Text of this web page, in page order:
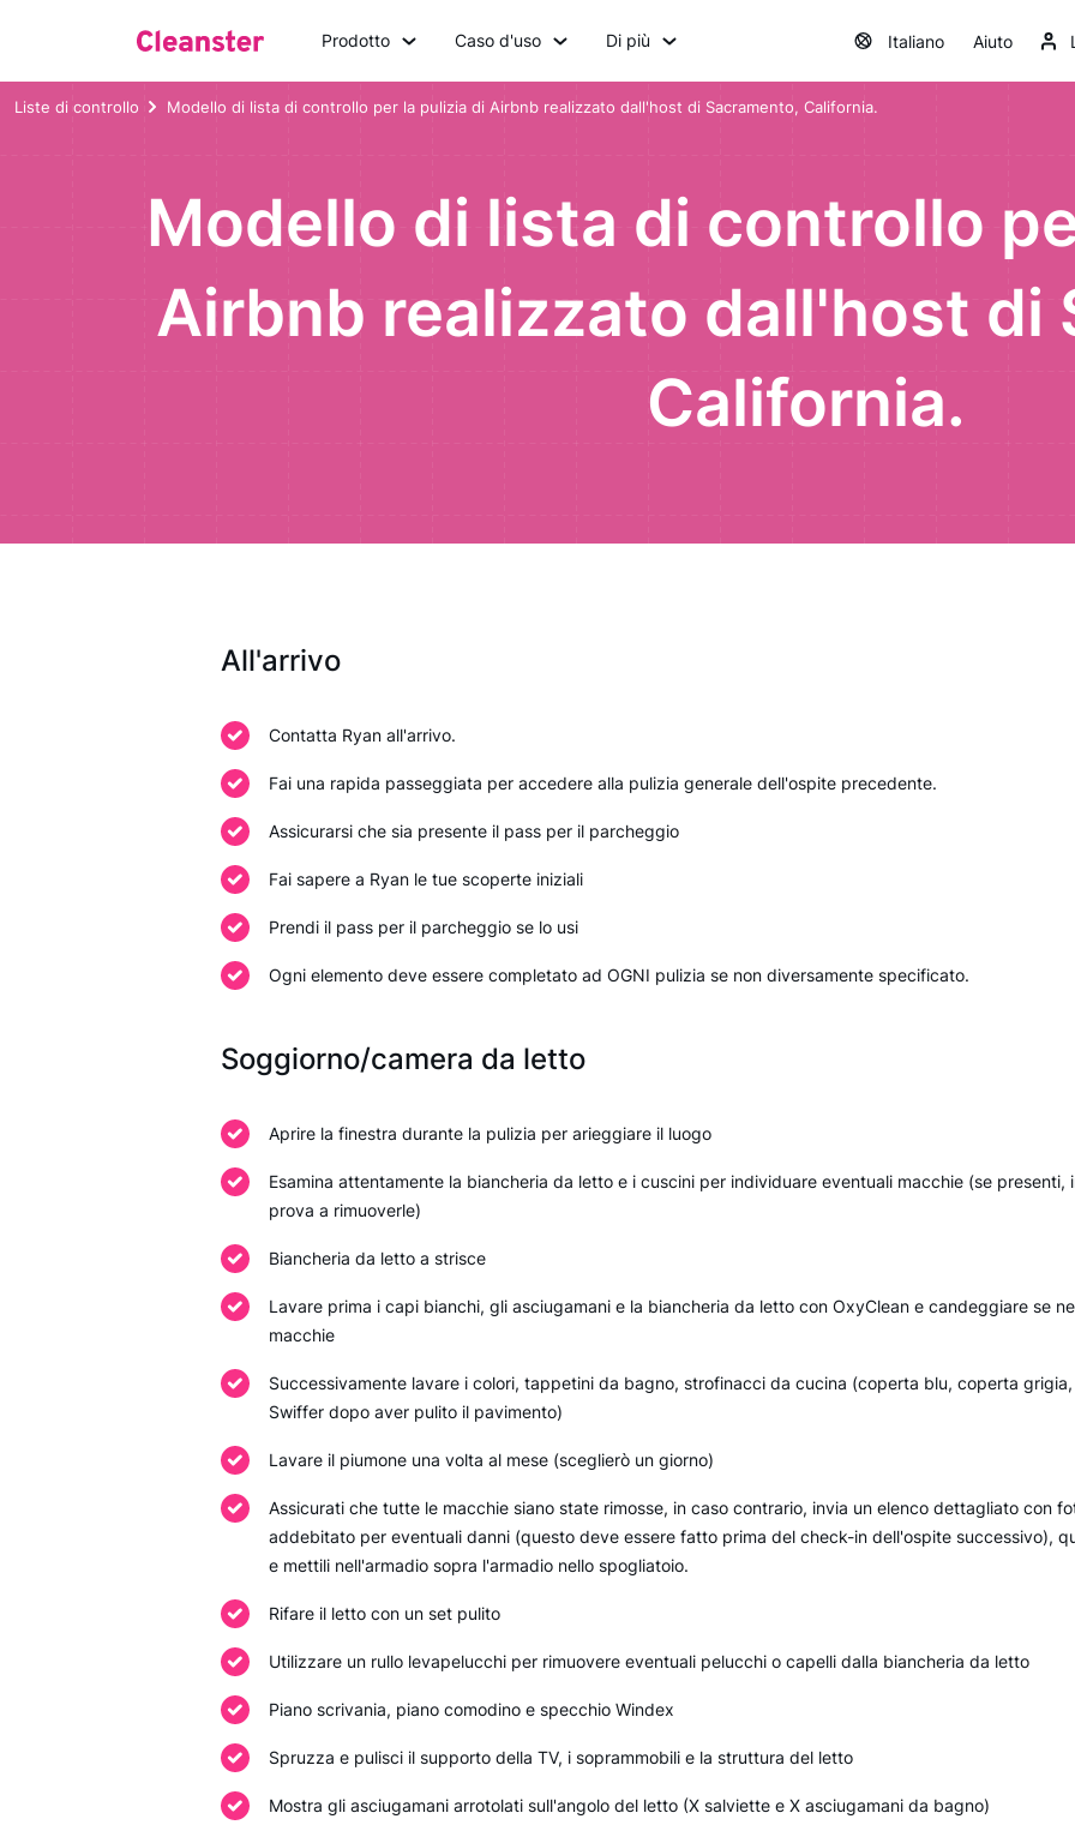
Prodotto Caso d'uso Di più Italiano Aiuto
Liste di controllo Modello di lista di controllo per la pulizia di Airbnb realizzato dall'host di Sacramento, California.
Modello di lista di controllo
Airbnb realizzato dall'host di
California.
All'arrivo
Contatta Ryan all'arrivo.
Fai una rapida passeggiata per accedere alla pulizia generale dell'ospite precedente.
Assicurarsi che sia presente il pass per il parcheggio
Fai sapere a Ryan le tue scoperte iniziali
Prendi il pass per il parcheggio se lo usi
Ogni elemento deve essere completato ad OGNI pulizia se non diversamente specificato.
Soggiorno/camera da letto
Aprire la finestra durante la pulizia per arieggiare il luogo
Esamina attentamente la biancheria da letto e i cuscini per individuare eventuali macchie (se
prova a rimuoverle)
Biancheria da letto a strisce
Lavare prima i capi bianchi, gli asciugamani e la biancheria da letto con OxyClean e candeggiare se
macchie
Successivamente lavare i colori, tappetini da bagno, strofinacci da cucina (coperta blu, coperta
Swiffer dopo aver pulito il pavimento)
Lavare il piumone una volta al mese (sceglierò un giorno)
Assicurati che tutte le macchie siano state rimosse, in caso contrario, invia un elenco dettagliato con
addebitato per eventuali danni (questo deve essere fatto prima del check-in dell'ospite successivo),
e mettili nell'armadio sopra l'armadio nello spogliatoio.
Rifare il letto con un set pulito
Utilizzare un rullo levapelucchi per rimuovere eventuali pelucchi o capelli dalla biancheria da letto
Piano scrivania, piano comodino e specchio Windex
Spruzza e pulisci il supporto della TV, i soprammobili e la struttura del letto
Mostra gli asciugamani arrotolati sull'angolo del letto (X salviette e X asciugamani da bagno)